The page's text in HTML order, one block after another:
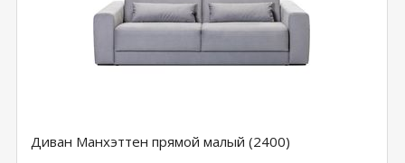
Диван Манхэттен прямой малый (2400)